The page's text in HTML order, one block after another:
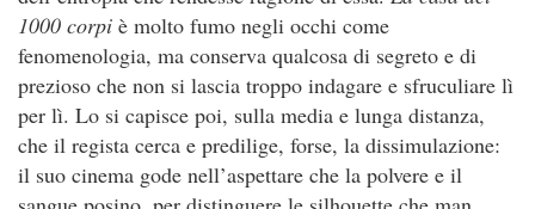
1000 corpi è molto fumo negli occhi come
fenomenologia, ma conserva qualcosa di segreto e di
prezioso che non si lascia troppo indagare e sfruculiare lì
per lì. Lo si capisce poi, sulla media e lunga distanza,
che il regista cerca e predilige, forse, la dissimulazione:
il suo cinema gode nell’aspettare che la polvere e il